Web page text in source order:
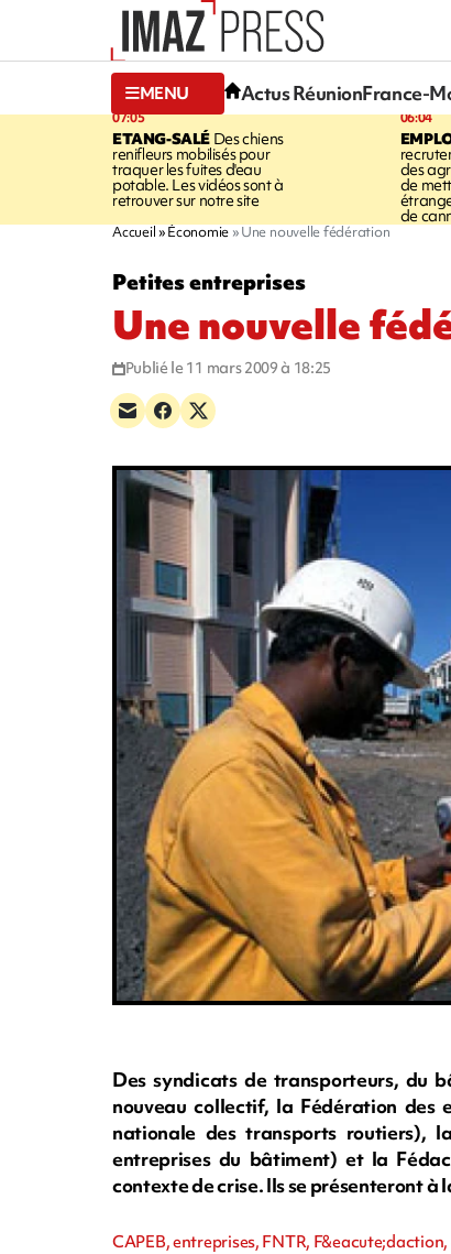
MENU Actus RéunionFrance-
07:05
ETANG-SALÉ Des chiens
renifleurs mobilisés pour
traquer les fuites d'eau
potable. Les vidéos sont à
retrouver sur notre site
06:04
des
de
de
Accueil Économie Une nouvelle fédération
Petites entreprises
Une nouvelle
Publié le 11 mars 2009 à 18:25
Des syndicats de transporteurs, du
nouveau collectif, la Fédération des
nationale des transports routiers),
entreprises du bâtiment) et la
contexte de crise. Ils se présenteront à
CAPEB, entreprises, FNTR,